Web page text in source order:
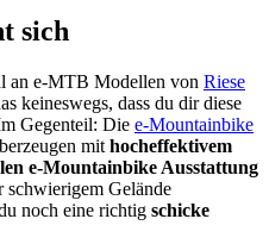
sich
an e-MTB Modellen von Riese
keineswegs, dass du dir diese
Gegenteil: Die e-Mountainbike
mit hocheffektivem
e-Mountainbike Ausstattung
schwierigem Gelände
noch eine richtig schicke